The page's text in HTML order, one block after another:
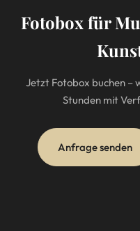
Fotobox für
Jetzt Fotobox buchen –
Stunden mit
Anfrage senden